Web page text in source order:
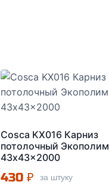
Cosca KX016 Карниз
потолочный
43x43x2000
430₽ за штуку